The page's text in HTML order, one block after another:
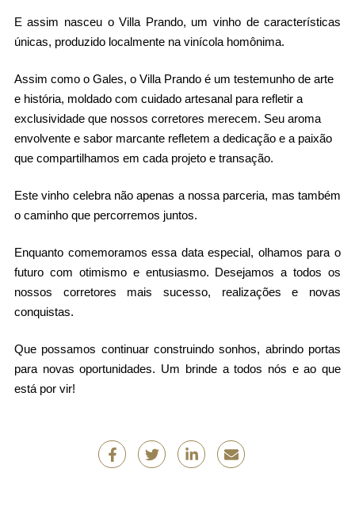
E assim nasceu o Villa Prando, um vinho de características
únicas, produzido localmente na vinícola homônima.
Assim como o Gales, o Villa Prando é um testemunho de arte
e história, moldado com cuidado artesanal para refletir a
exclusividade que nossos corretores merecem. Seu aroma
envolvente e sabor marcante refletem a dedicação e a paixão
que compartilhamos em cada projeto e transação.
Este vinho celebra não apenas a nossa parceria, mas também
o caminho que percorremos juntos.
Enquanto comemoramos essa data especial, olhamos para o
futuro com otimismo e entusiasmo. Desejamos a todos os
nossos corretores mais sucesso, realizações e novas
conquistas.
Que possamos continuar construindo sonhos, abrindo portas
para novas oportunidades. Um brinde a todos nós e ao que
está por vir!